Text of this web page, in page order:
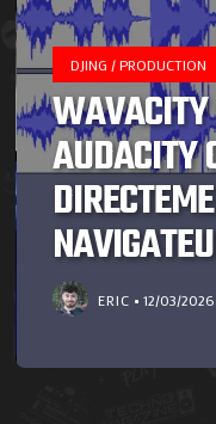
DJING / PRODUCTION
WAVACITY
AUDACITY
ERIC 12/03/2026